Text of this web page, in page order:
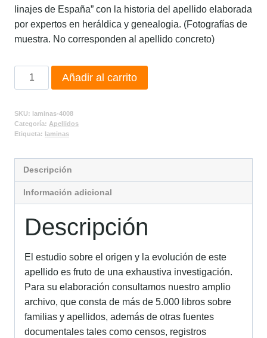
linajes de España” con la historia del apellido elaborada
por expertos en heráldica y genealogia. (Fotografías de
muestra. No corresponden al apellido concreto)
Añadir al carrito
SKU: laminas-4008
Categoría: Apellidos
Etiqueta: laminas
Descripción
Información adicional
Descripción
El estudio sobre el origen y la evolución de este
apellido es fruto de una exhaustiva investigación.
Para su elaboración consultamos nuestro amplio
archivo, que consta de más de 5.000 libros sobre
familias y apellidos, además de otras fuentes
documentales tales como censos, registros